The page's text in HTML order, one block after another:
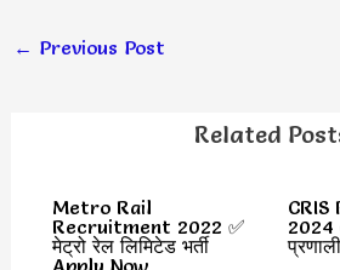
← Previous Post
Related
Metro Rail
Recruitment 2022 ✅
मेट्रो रेल लिमिटेड भर्ती
2024